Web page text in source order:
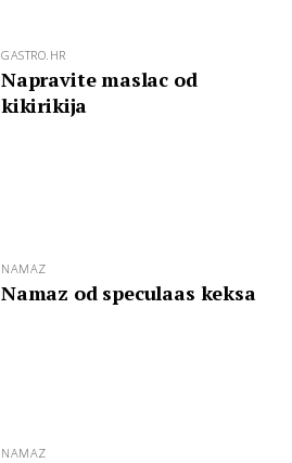
GASTRO.HR
Napravite maslac od
kikirikija
NAMAZ
Namaz od speculaas keksa
NAMAZ